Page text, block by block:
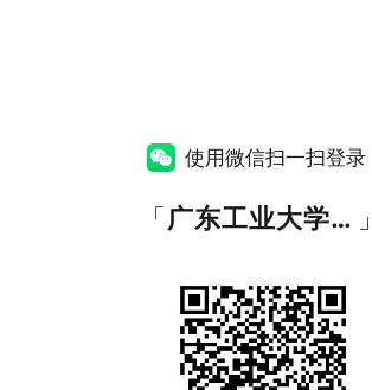
使用微信扫一扫登录
「 广东工业大学统一身份认证 」